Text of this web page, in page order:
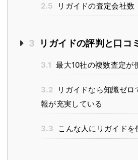
2.5 リガイドの査定会社数
3 リガイドの評判と口コミ
3.1 最大10社の複数査定が
3.2
リガイドなら知識ゼ
報が充実している
3.3 こんな人にリガイドを